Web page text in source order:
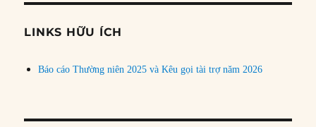
đề
LINKS HỮU ÍCH
Báo cáo Thường niên 2025 và Kêu gọi tài trợ năm 2026